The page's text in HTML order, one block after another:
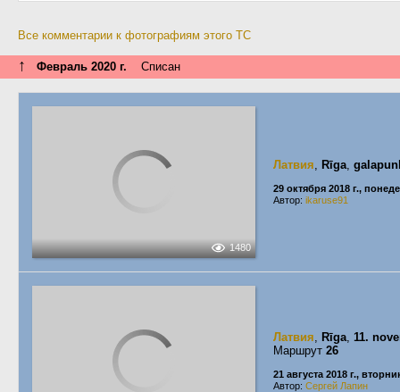
Все комментарии к фотографиям этого ТС
↑ Февраль 2020 г. Списан
1480
Латвия, Rīga,
29 октября 2018 г.,
Автор: ikaruse91
Латвия, Rīga, 11.
Маршрут 26
21 августа 2018 г.,
Автор: Сергей Лапин